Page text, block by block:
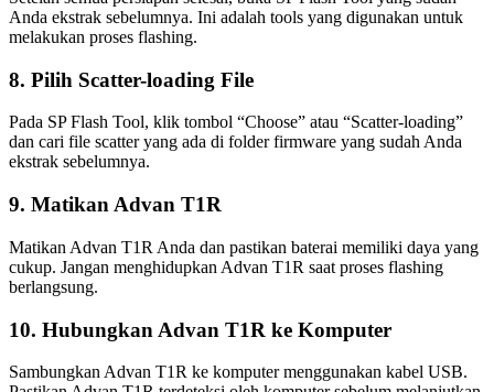
Anda ekstrak sebelumnya. Ini adalah tools yang digunakan untuk
melakukan proses flashing.
8. Pilih Scatter-loading File
Pada SP Flash Tool, klik tombol “Choose” atau “Scatter-loading”
dan cari file scatter yang ada di folder firmware yang sudah Anda
ekstrak sebelumnya.
9. Matikan Advan T1R
Matikan Advan T1R Anda dan pastikan baterai memiliki daya yang
cukup. Jangan menghidupkan Advan T1R saat proses flashing
berlangsung.
10. Hubungkan Advan T1R ke Komputer
Sambungkan Advan T1R ke komputer menggunakan kabel USB.